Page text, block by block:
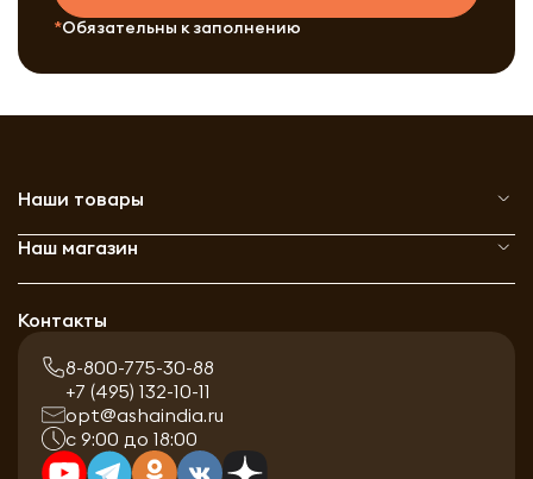
Обязательны к заполнению
Наши товары
Наш магазин
Контакты
8-800-775-30-88
+7 (495) 132-10-11
opt@ashaindia.ru
с 9:00 до 18:00